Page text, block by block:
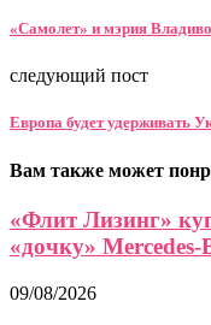
«Самолет» и мэрия
следующий пост
Европа будет удерживать
Вам также может
«Флит Лизинг»
«дочку» Mercedes-
09/08/2026